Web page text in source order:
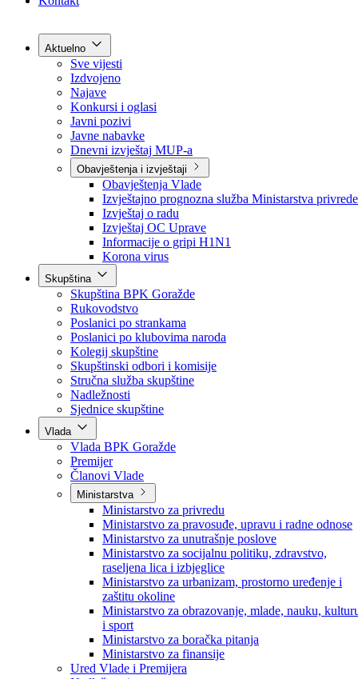
Kontakt
Aktuelno
Sve vijesti
Izdvojeno
Najave
Konkursi i oglasi
Javni pozivi
Javne nabavke
Dnevni izvještaj MUP-a
Obavještenja i izvještaji
Obavještenja Vlade
Izvještajno prognozna služba Ministarstva privrede
Izvještaj o radu
Izvještaj OC Uprave
Informacije o gripi H1N1
Korona virus
Skupština
Skupština BPK Goražde
Rukovodstvo
Poslanici po strankama
Poslanici po klubovima naroda
Kolegij skupštine
Skupštinski odbori i komisije
Stručna služba skupštine
Nadležnosti
Sjednice skupštine
Vlada
Vlada BPK Goražde
Premijer
Članovi Vlade
Ministarstva
Ministarstvo za privredu
Ministarstvo za pravosuđe, upravu i radne odnose
Ministarstvo za unutrašnje poslove
Ministarstvo za socijalnu politiku, zdravstvo,
raseljena lica i izbjeglice
Ministarstvo za urbanizam, prostorno uređenje i
zaštitu okoline
Ministarstvo za obrazovanje, mlade, nauku,
i sport